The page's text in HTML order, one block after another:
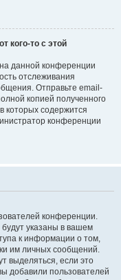
кого-то с этой
данной конференции
отслеживания
Отправьте email-
копией полученного
которых содержится
конференции
конференции.
указаны в вашем
к информации о том,
им личных сообщений.
выделяться, если это
добавили пользователей